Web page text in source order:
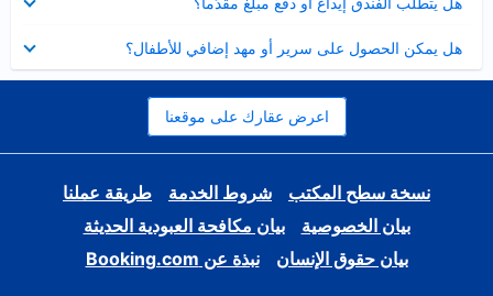
مصغر
هل يمكن الحصول على سرير أو مهد إضافي للأطفال؟
مصغر
اعرض عقارك على موقعنا
نسخة سطح المكتب شروط الخدمة
طريقة عملنا
بيان الخصوصية
بيان مكافحة العبودية الحديثة
بيان حقوق الإنسان
نبذة عن Booking.com